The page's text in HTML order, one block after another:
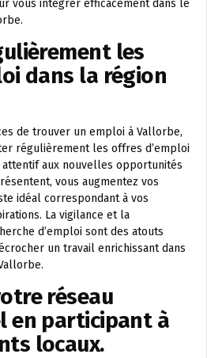
vous intégrer efficacement dans le
les
dans la région
de trouver un emploi à Vallorbe,
régulièrement les offres d’emploi
attentif aux nouvelles opportunités
vous augmentez vos
idéal correspondant à vos
La vigilance et la
d’emploi sont des atouts
un travail enrichissant dans
réseau
en participant à
locaux.